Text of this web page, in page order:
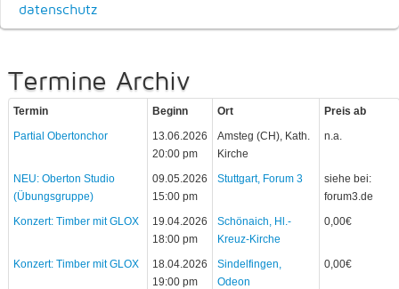
datenschutz
Termine Archiv
Termin Beginn Ort
Preis ab
Partial Obertonchor
13.06.2026
20:00 pm
Amsteg (CH), Kath.
Kirche
n.a.
NEU: Oberton Studio
(Übungsgruppe)
09.05.2026
15:00 pm
Stuttgart, Forum 3
siehe bei:
forum3.de
Konzert: Timber mit GLOX
19.04.2026
18:00 pm
Schönaich, Hl.-
Kreuz-Kirche
0,00€
Konzert: Timber mit GLOX
18.04.2026
19:00 pm
Sindelfingen,
Odeon
0,00€